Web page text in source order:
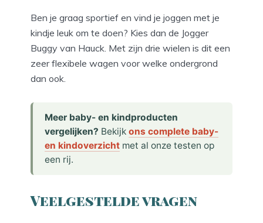
Ben je graag sportief en vind je joggen met je
kindje leuk om te doen? Kies dan de Jogger
Buggy van Hauck. Met zijn drie wielen is dit een
zeer flexibele wagen voor welke ondergrond
dan ook.
Meer baby- en kindproducten
vergelijken? Bekijk ons complete baby-
en kindoverzicht met al onze testen op
een rij.
Veelgestelde vragen